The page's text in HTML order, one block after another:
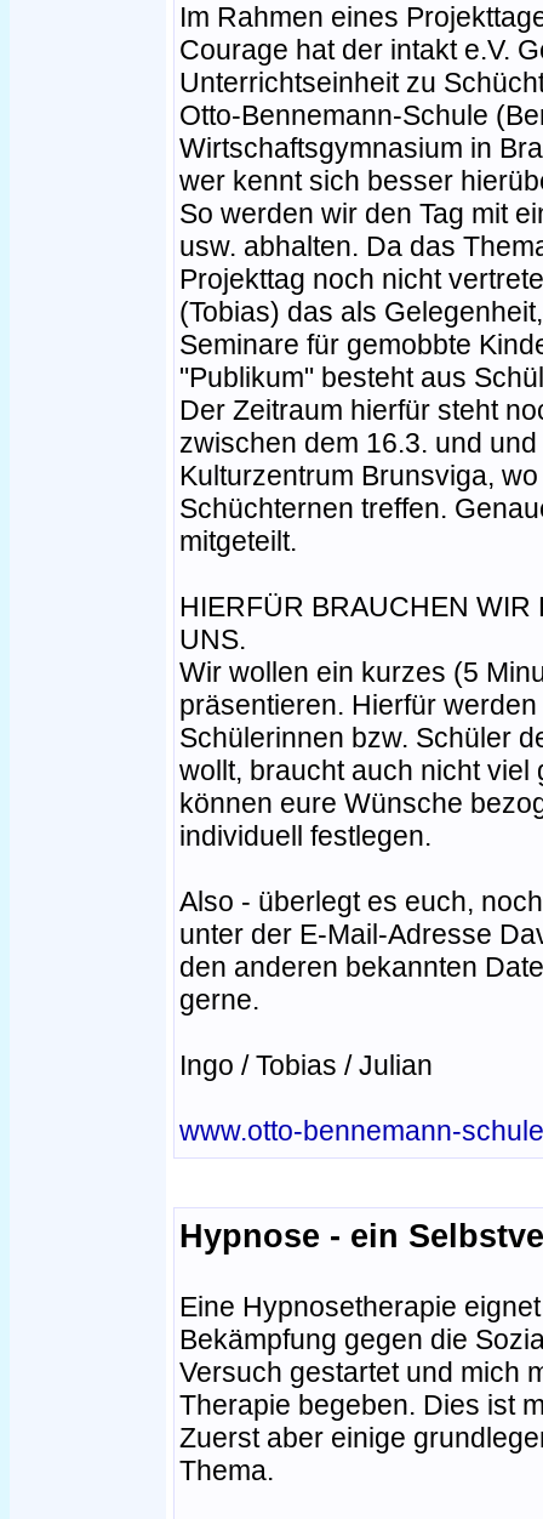
Im Rahmen eines
Courage hat der intakt e.V.
Unterrichtseinheit zu
Otto-Bennemann-Schule
Wirtschaftsgymnasium in
wer kennt sich besser
So werden wir den Tag mit
usw. abhalten. Da das
Projekttag noch nicht
(Tobias) das als
Seminare für gemobbte
"Publikum" besteht aus
Der Zeitraum hierfür steht
zwischen dem 16.3. und
Kulturzentrum Brunsviga,
Schüchternen treffen.
mitgeteilt.
HIERFÜR BRAUCHEN WIR
UNS.
Wir wollen ein kurzes (5
präsentieren. Hierfür
Schülerinnen bzw. Schüler
wollt, braucht auch nicht
können eure Wünsche
individuell festlegen.
Also - überlegt es euch,
unter der E-Mail-Adresse
den anderen bekannten
gerne.
Ingo / Tobias / Julian
www.otto-bennemann-
Hypnose - ein
Eine Hypnosetherapie
Bekämpfung gegen die
Versuch gestartet und mich
Therapie begeben. Dies ist
Zuerst aber einige
Thema.